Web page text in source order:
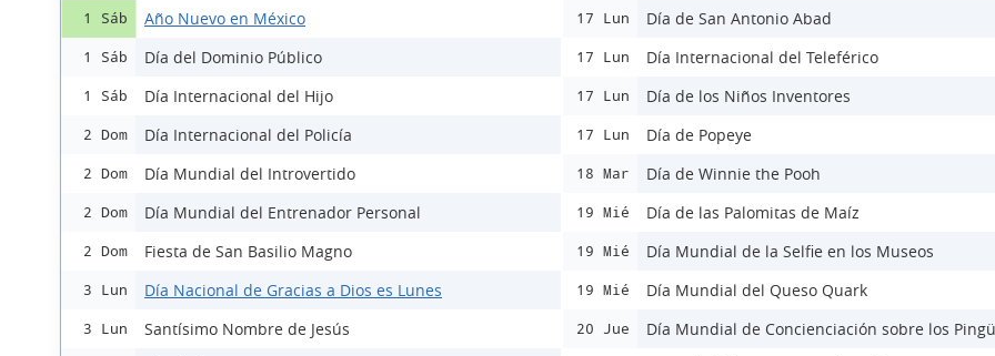
1 Sáb Año Nuevo en México
1 Sáb Día del Dominio Público
1 Sáb Día Internacional del Hijo
2 Dom Día Internacional del Policía
2 Dom Día Mundial del Introvertido
2 Dom Día Mundial del Entrenador Personal
2 Dom Fiesta de San Basilio Magno
3 Lun Día Nacional de Gracias a Dios es Lunes
3 Lun Santísimo Nombre de Jesús
17 Lun Día de San Antonio Abad
17 Lun Día Internacional del Teleférico
17 Lun Día de los Niños Inventores
17 Lun Día de Popeye
18 Mar Día de Winnie the Pooh
19 Mié Día de las Palomitas de Maíz
19 Mié Día Mundial de la Selfie en los Museos
19 Mié Día Mundial del Queso Quark
20 Jue Día Mundial de Concienciación sobre los